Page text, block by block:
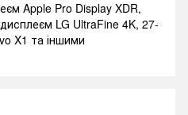
Apple Pro Display XDR,
LG UltraFine 4K, 27-
X1 та іншими